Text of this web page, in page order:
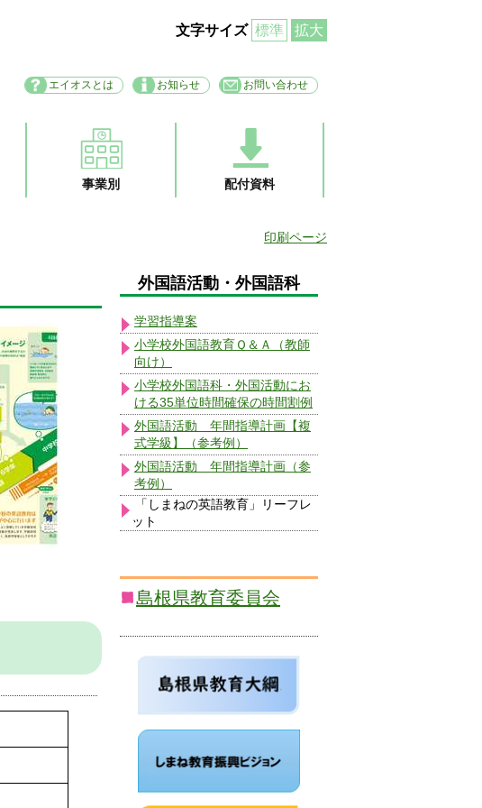
文字サイズ 標準 拡大
エイオスとは お知らせ お問い合わせ
事業別 配付資料
印刷ページ
外国語活動・外国語科
学習指導案
小学校外国語教育Ｑ＆Ａ（教師
向け）
小学校外国語科・外国活動にお
ける35単位時間確保の時間割例
外国語活動 年間指導計画【複
式学級】（参考例）
外国語活動 年間指導計画（参
考例）
「しまねの英語教育」リーフレ
ット
島根県教育委員会